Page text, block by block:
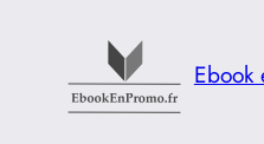
contenu
Ebook